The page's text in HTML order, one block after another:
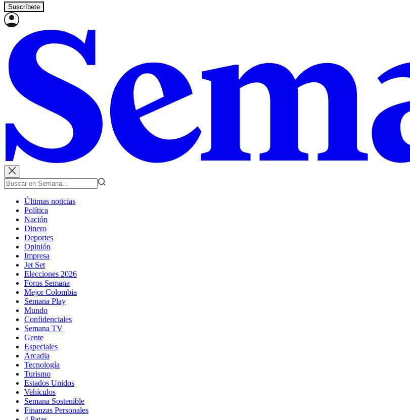
Suscríbete
Últimas noticias
Política
Nación
Dinero
Deportes
Opinión
Impresa
Jet Set
Elecciones 2026
Foros Semana
Mejor Colombia
Semana Play
Mundo
Confidenciales
Semana TV
Gente
Especiales
Arcadia
Tecnología
Turismo
Estados Unidos
Vehículos
Semana Sostenible
Finanzas Personales